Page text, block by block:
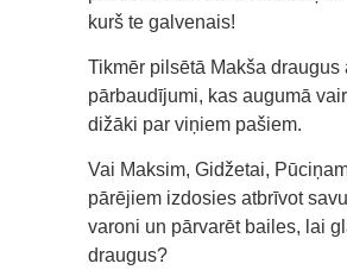
kurš te galvenais!
Tikmēr pilsētā Makša draugus
pārbaudījumi, kas augumā
dižāki par viņiem pašiem.
Vai Maksim, Gidžetai,
pārējiem izdosies atbrīvot
varoni un pārvarēt bailes, lai
draugus?